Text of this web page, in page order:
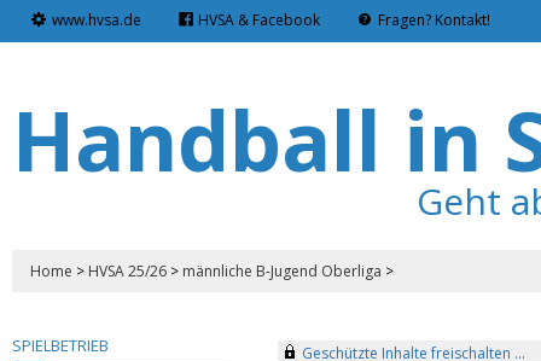
www.hvsa.de HVSA & Facebook Fragen? Kontakt!
Handball in
Geht
Home > HVSA 25/26 > männliche B-Jugend Oberliga >
SPIELBETRIEB Geschützte Inhalte freischalten ...